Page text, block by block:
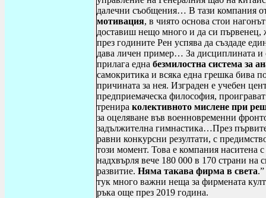
далечни съобщения… В тази компания
мотивация, в чиято основа стои
доставиш нещо много и да си първенец,
през годините Рен успява да създаде
дава личен пример… За дисциплината
прилага една безмилостна система за
самокритика и всяка една грешка бива
причината за нея. Изграден е учебен
предприемаческа философия,
тренира колективното мислене при
за оцеляване във военновременни
задължителна гимнастика…През
равни конкурсни резултати, с
този момент. Това е компания наситена
надхвърля вече 180 000 в 170 страни на
развитие. Няма такава фирма в света
тук много важни неща за фирмената
ръка още през 2019 година.